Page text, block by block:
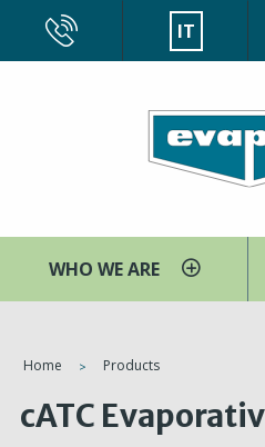
contenuto
IT
WHO WE ARE
You
are
here
Home Products
cATC